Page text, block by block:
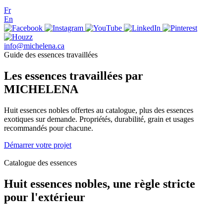
Fr
En
info@michelena.ca
Guide des essences travaillées
Les essences travaillées par
MICHELENA
Huit essences nobles offertes au catalogue, plus des essences
exotiques sur demande. Propriétés, durabilité, grain et usages
recommandés pour chacune.
Démarrer votre projet
Catalogue des essences
Huit essences nobles, une règle stricte
pour l'extérieur